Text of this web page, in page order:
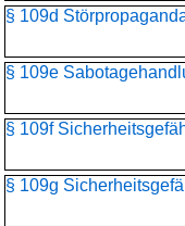
§ 109d
§ 109e
§ 109f
§ 109g